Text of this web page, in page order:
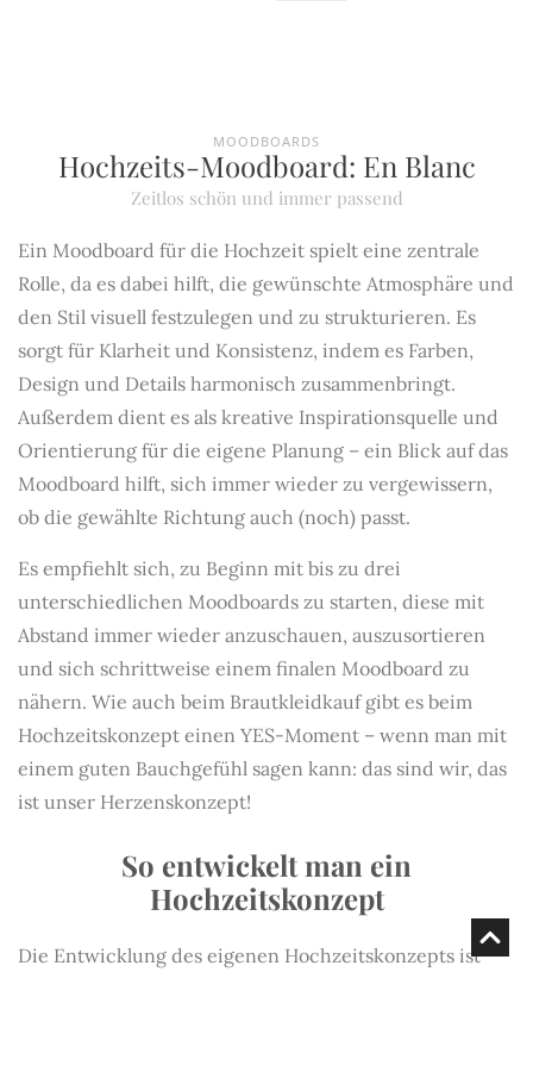
MOODBOARDS
Hochzeits-Moodboard: En Blanc
Zeitlos schön und immer passend
Ein Moodboard für die Hochzeit spielt eine zentrale
Rolle, da es dabei hilft, die gewünschte Atmosphäre und
den Stil visuell festzulegen und zu strukturieren. Es
sorgt für Klarheit und Konsistenz, indem es Farben,
Design und Details harmonisch zusammenbringt.
Außerdem dient es als kreative Inspirationsquelle und
Orientierung für die eigene Planung – ein Blick auf das
Moodboard hilft, sich immer wieder zu vergewissern,
ob die gewählte Richtung auch (noch) passt.
Es empfiehlt sich, zu Beginn mit bis zu drei
unterschiedlichen Moodboards zu starten, diese mit
Abstand immer wieder anzuschauen, auszusortieren
und sich schrittweise einem finalen Moodboard zu
nähern. Wie auch beim Brautkleidkauf gibt es beim
Hochzeitskonzept einen YES-Moment – wenn man mit
einem guten Bauchgefühl sagen kann: das sind wir, das
ist unser Herzenskonzept!
So entwickelt man ein
Hochzeitskonzept
Die Entwicklung des eigenen Hochzeitskonzepts ist